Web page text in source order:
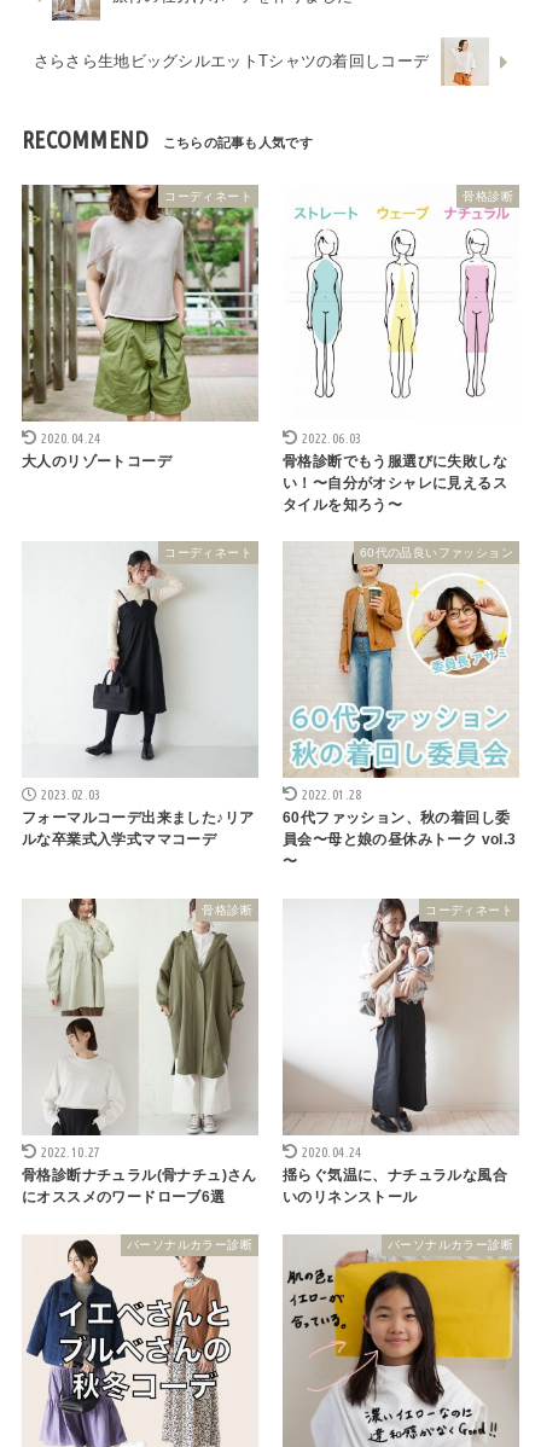
さらさら生地ビッグシルエットTシャツの着回しコーデ
RECOMMEND
コーディネート
2020.04.24
大人のリゾートコーデ
骨格診断
2022.06.03
骨格診断でもう服選びに失敗しな
い！〜自分がオシャレに見えるス
タイルを知ろう〜
コーディネート
2023.02.03
フォーマルコーデ出来ました♪リア
ルな卒業式入学式ママコーデ
60代の品良いファッション
2022.01.28
60代ファッション、秋の着回し委
員会〜母と娘の昼休みトーク vol.3
〜
骨格診断
2022.10.27
骨格診断ナチュラル(骨ナチュ)さん
にオススメのワードローブ6選
コーディネート
2020.04.24
揺らぐ気温に、ナチュラルな風合
いのリネンストール
パーソナルカラー診断 パーソナルカラー診断